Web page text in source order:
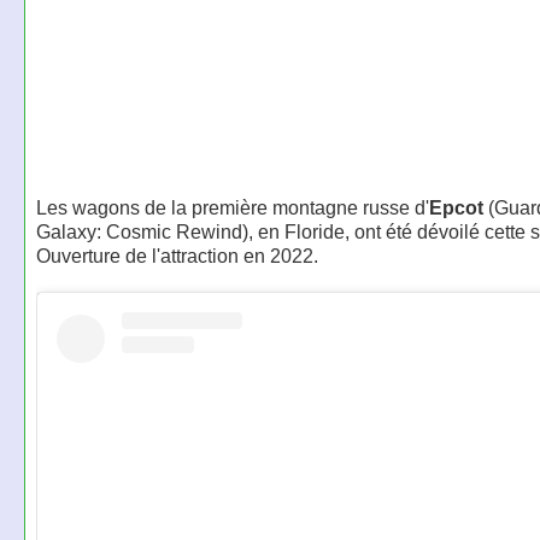
Les wagons de la première montagne russe d'Epcot
Galaxy: Cosmic Rewind), en Floride, ont été dévoilé cette
Ouverture de l'attraction en 2022.